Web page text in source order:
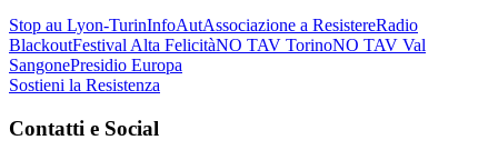
Stop au Lyon-TurinInfoAutAssociazione a ResistereRadio
BlackoutFestival Alta FelicitàNO TAV TorinoNO TAV Val
SangonePresidio Europa
Sostieni la Resistenza
Contatti e Social